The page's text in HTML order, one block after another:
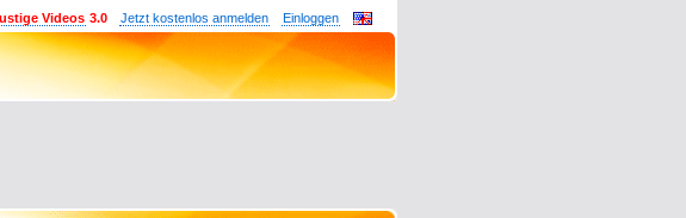
Einloggen
Jetzt kostenlos anmelden
Videos 3.0